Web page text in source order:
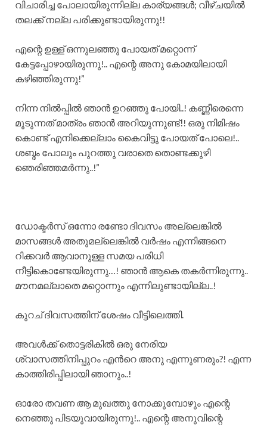
വിചാരിച്ച പോലായിരുന്നില്ല കാര്യങ്ങൾ; വീഴ്ചയിൽ
തലക്ക് നല്ല പരിക്കുണ്ടായിരുന്നു!!
എന്റെ ഉള്ള് ഒന്നുലഞ്ഞു പോയത് മറ്റൊന്ന്
കേട്ടപ്പോഴായിരുന്നു!.. എന്റെ അനു കോമയിലായി
കഴിഞ്ഞിരുന്നു!”
നിന്ന നിൽപ്പിൽ ഞാൻ ഉറഞ്ഞു പോയി..! കണ്ണീരെന്നെ
മൂടുന്നത് മാത്രം ഞാൻ അറിയുന്നുണ്ട്!! ഒരു നിമിഷം
കൊണ്ട് എനിക്കെല്ലാം കൈവിട്ടു പോയത് പോലെ!..
ശബ്ദം പോലും പുറത്തു വരാതെ തൊണ്ടക്കുഴി
ഞെരിഞ്ഞമർന്നു..!”
ഡോക്ടർസ് ഒന്നോ രണ്ടോ ദിവസം അല്ലെങ്കിൽ
മാസങ്ങൾ അതുമല്ലെങ്കിൽ വർഷം എന്നിങ്ങനെ
റിക്കവർ ആവാനുള്ള സമയ പരിധി
നീട്ടികൊണ്ടേയിരുന്നു…! ഞാൻ ആകെ തകർന്നിരുന്നു..
മൗനമല്ലാതെ മറ്റൊന്നും എന്നിലുണ്ടായില്ല..!
കുറച് ദിവസത്തിന് ശേഷം വീട്ടിലെത്തി.
അവൾക്ക് തൊട്ടരികിൽ ഒരു നേരിയ
ശ്വാസത്തിനിപ്പുറം എൻറെ അനു എന്നുണരും?! എന്ന
കാത്തിരിപ്പിലായി ഞാനും..!
ഓരോ തവണ ആ മുഖത്തു നോക്കുമ്പോഴും എന്റെ
നെഞ്ഞു പിടയുവായിരുന്നു!.. എന്റെ അനുവിന്റെ